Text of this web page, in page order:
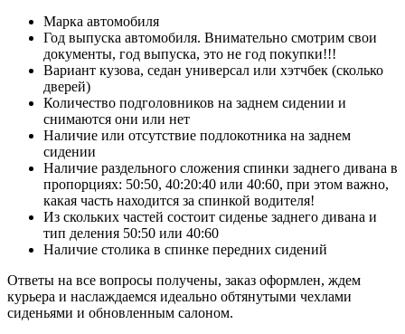
Марка автомобиля
Год выпуска автомобиля. Внимательно смотрим свои
документы, год выпуска, это не год покупки!!!
Вариант кузова, седан универсал или хэтчбек (сколько
дверей)
Количество подголовников на заднем сидении и
снимаются они или нет
Наличие или отсутствие подлокотника на заднем
сидении
Наличие раздельного сложения спинки заднего дивана в
пропорциях: 50:50, 40:20:40 или 40:60, при этом важно,
какая часть находится за спинкой водителя!
Из скольких частей состоит сиденье заднего дивана и
тип деления 50:50 или 40:60
Наличие столика в спинке передних сидений
Ответы на все вопросы получены, заказ оформлен, ждем
курьера и наслаждаемся идеально обтянутыми чехлами
сиденьями и обновленным салоном.